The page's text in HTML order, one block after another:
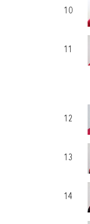
10
11
12
13
14